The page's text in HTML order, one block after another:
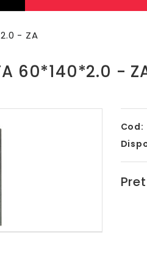
- ZA
60*140*2.0 -
Cod: